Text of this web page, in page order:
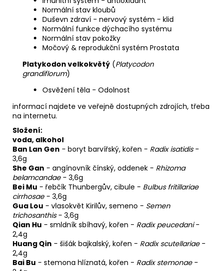
Normální stav kloubů
Duševn zdraví - nervový systém - klid
Normální funkce dýchacího systému
Normální stav pokožky
Močový & reprodukční systém Prostata
Platykodon velkokvětý (Platycodon
grandiflorum)
Osvěžení těla - Odolnost
informací najdete ve veřejně dostupných zdrojích, třeba
na internetu.
Složení:
voda, alkohol
Ban Lan Gen - boryt barvířský, kořen - Radix isatidis-
3,6g
She Gan - angínovník čínský, oddenek - Rhizoma
belamcandae- 3,6g
Bei Mu - řebčík Thunbergův, cibule - Bulbus fritillariae
cirrhosae- 3,6g
Gua Lou - vlasokvět Kirilův, semeno - Semen
trichosanthis- 3,6g
Qian Hu - smldník sbíhavý, kořen - Radix peucedani-
2,4g
Huang Qin - šišák bajkalský, kořen - Radix scutellariae-
2,4g
Bai Bu - stemona hlíznatá, kořen - Radix stemonae-